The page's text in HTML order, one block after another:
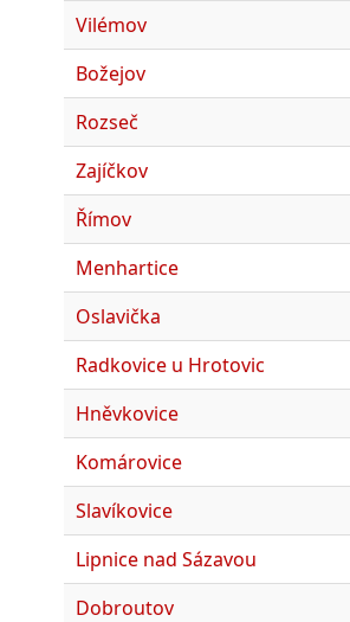
Vilémov
Božejov
Rozseč
Zajíčkov
Římov
Menhartice
Oslavička
Radkovice u Hrotovic
Hněvkovice
Komárovice
Slavíkovice
Lipnice nad Sázavou
Dobroutov